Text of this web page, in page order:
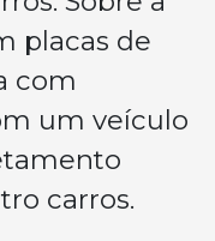
placas de
com
um veículo
carros.